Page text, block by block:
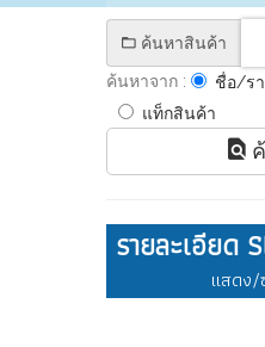
ค้นหาสินค้า
ค้นหาจาก :
ชื่อ/ร
แท็กสินค้า
รายละเอียด
แสดง/